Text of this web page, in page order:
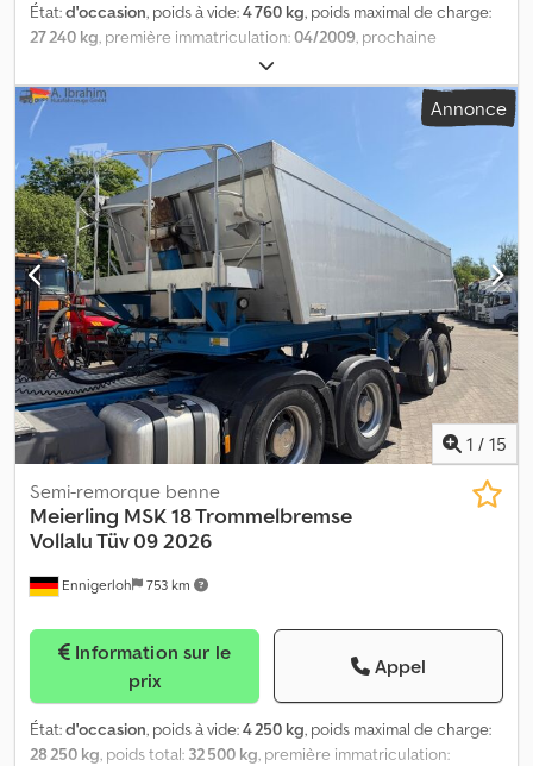
État:d'occasion, poids à vide:4 760 kg, poids maximal de charge:
27 240 kg, première immatriculation:04/2009, prochaine
, longueur totale:
totale:25 500 mm, hauteur totale:31 500 mm, suspension:air,
dimension des pneus:
, taille du pneu
avant:
, nombre de sièges:
de marche:32 000 kg
Annonce
1 / 15
Ennigerloh 753 km
Semi-remorque benne
Meierling MSK 18 Trommelbremse
Vollalu Tüv 09 2026
prix
Appel
État:d'occasion, poids à vide:4 250 kg, poids maximal de charge:
28 250 kg , poids total: 32 500 kg , première immatriculation: